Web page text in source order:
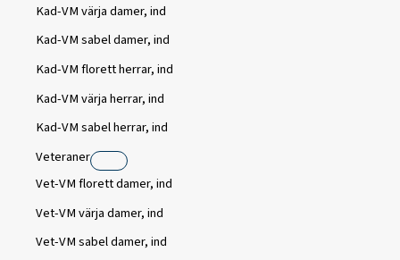
Kad-VM värja damer, ind
Kad-VM sabel damer, ind
Kad-VM florett herrar, ind
Kad-VM värja herrar, ind
Kad-VM sabel herrar, ind
Veteraner
Vet-VM florett damer, ind
Vet-VM värja damer, ind
Vet-VM sabel damer, ind